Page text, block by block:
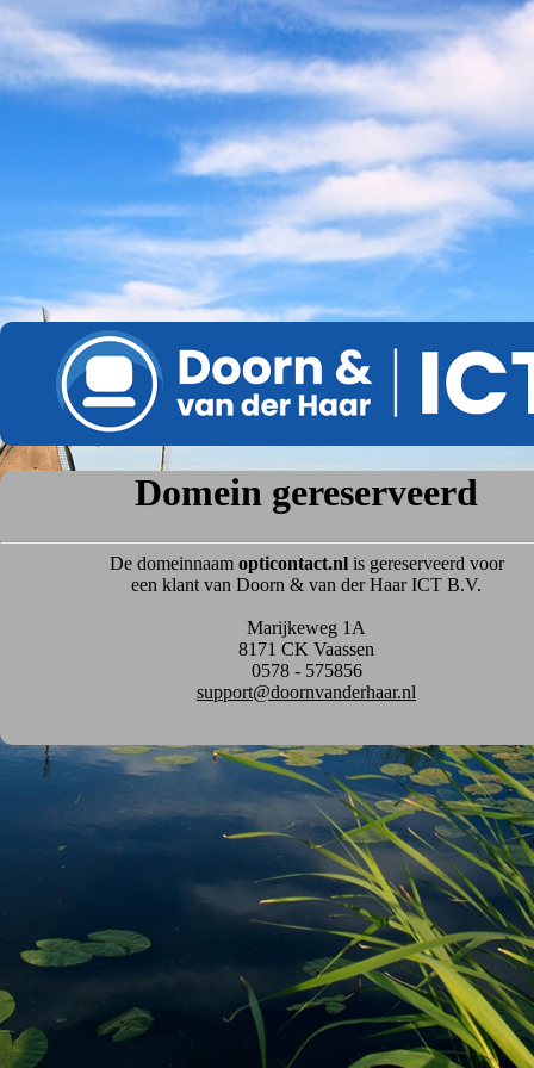
Domein gereserveerd
De domeinnaam opticontact.nlis gereserveerd voor
een klant van Doorn & van der Haar ICT B.V.
Marijkeweg 1A
8171 CK Vaassen
0578 - 575856
support@doornvanderhaar.nl